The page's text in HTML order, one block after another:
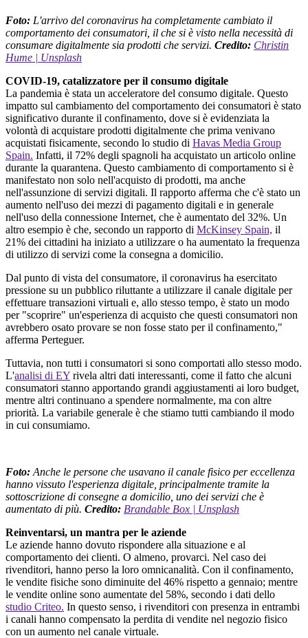
Foto: L'arrivo del coronavirus ha completamente cambiato il
comportamento dei consumatori, il che si è visto nella necessità di
consumare digitalmente sia prodotti che servizi. Credito: Christin
Hume | Unsplash
COVID-19, catalizzatore per il consumo digitale
La pandemia è stata un acceleratore del consumo digitale. Questo
impatto sul cambiamento del comportamento dei consumatori è stato
significativo durante il confinamento, dove si è evidenziata la
volontà di acquistare prodotti digitalmente che prima venivano
acquistati fisicamente, secondo lo studio di Havas Media Group
Spain. Infatti, il 72% degli spagnoli ha acquistato un articolo online
durante la quarantena. Questo cambiamento di comportamento si è
manifestato non solo nell'acquisto di prodotti, ma anche
nell'assunzione di servizi digitali. Il rapporto afferma che c'è stato un
aumento nell'uso dei mezzi di pagamento digitali e in generale
nell'uso della connessione Internet, che è aumentato del 32%. Un
altro esempio è che, secondo un rapporto di McKinsey Spain, il
21% dei cittadini ha iniziato a utilizzare o ha aumentato la frequenza
di utilizzo di servizi come la consegna a domicilio.
Dal punto di vista del consumatore, il coronavirus ha esercitato
pressione su un pubblico riluttante a utilizzare il canale digitale per
effettuare transazioni virtuali e, allo stesso tempo, è stato un modo
per "scoprire" un'esperienza di acquisto che questi consumatori non
avrebbero osato provare se non fosse stato per il confinamento,"
afferma Perteguer.
Tuttavia, non tutti i consumatori si sono comportati allo stesso modo.
L'analisi di EY rivela altri dati interessanti, come il fatto che alcuni
consumatori stanno apportando grandi aggiustamenti ai loro budget,
mentre altri continuano a spendere normalmente, ma con altre
priorità. La variabile generale è che stiamo tutti cambiando il modo
in cui consumiamo.
Foto: Anche le persone che usavano il canale fisico per eccellenza
hanno vissuto l'esperienza digitale, principalmente tramite la
sottoscrizione di consegne a domicilio, uno dei servizi che è
aumentato di più. Credito: Brandable Box | Unsplash
Reinventarsi, un mantra per le aziende
Le aziende hanno dovuto rispondere alla situazione e al
comportamento dei clienti. O almeno, provarci. Nel caso dei
rivenditori, hanno perso la loro omnicanalità. Con il confinamento,
le vendite fisiche sono diminuite del 46% rispetto a gennaio; mentre
le vendite online sono aumentate del 58%, secondo i dati dello
studio Criteo. In questo senso, i rivenditori con presenza in entrambi
i canali hanno compensato la perdita di vendite nel negozio fisico
con un aumento nel canale virtuale.